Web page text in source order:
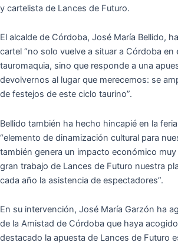
y cartelista de Lances de Futuro.
El alcalde de Córdoba, José María Bellido,
cartel “no solo vuelve a situar a Córdoba en
tauromaquia, sino que responde a una
devolvernos al lugar que merecemos: se
de festejos de este ciclo taurino”.
Bellido también ha hecho hincapié en la
“elemento de dinamización cultural para
también genera un impacto económico
gran trabajo de Lances de Futuro nuestra
cada año la asistencia de espectadores”.
En su intervención, José María Garzón ha
de la Amistad de Córdoba que haya
destacado la apuesta de Lances de Futuro